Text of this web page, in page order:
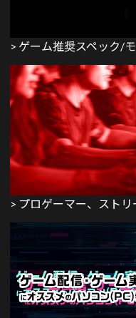
> ゲーム推奨スペック/
> プロゲーマー、スト